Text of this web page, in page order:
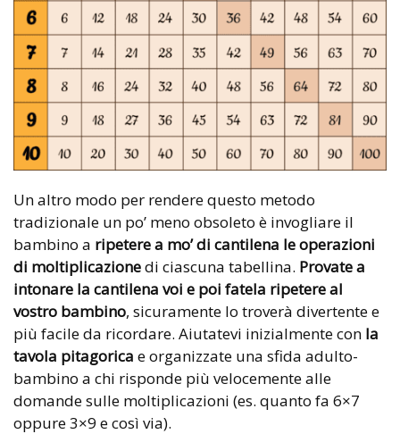
Un altro modo per rendere questo metodo
tradizionale un po’ meno obsoleto è invogliare il
bambino a ripetere a mo’ di cantilena le operazioni
di moltiplicazionedi ciascuna tabellina. Provate a
intonare la cantilena voi e poi fatela ripetere al
vostro bambino, sicuramente lo troverà divertente e
più facile da ricordare. Aiutatevi inizialmente con la
tavola pitagorica e organizzate una sfida adulto-
bambino a chi risponde più velocemente alle
domande sulle moltiplicazioni (es. quanto fa 6×7
oppure 3×9 e così via).